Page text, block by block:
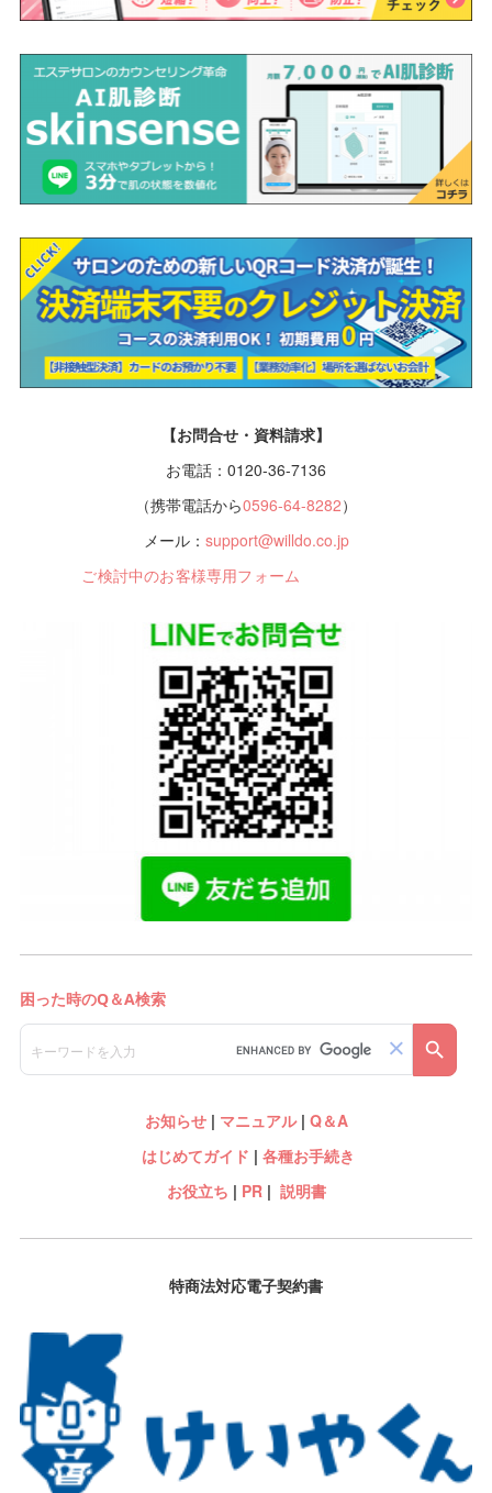
【お問合せ・資料請求】
お電話：0120-36-7136
（携帯電話から0596-64-8282）
メール： support@willdo.co.jp
ご検討中のお客様専用フォーム
お知らせ| マニュアル| Q＆A
はじめてガイド | 各種お手続き
お役立ち | PR| 説明書
特商法対応電子契約書